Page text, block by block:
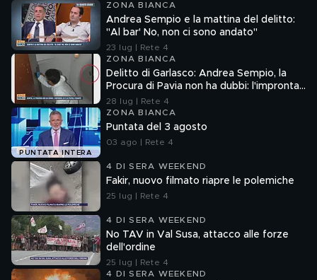
ZONA BIANCA
Andrea Sempio e la mattina del delitto:
"Al bar' No, non ci sono andato"
23 lug | Rete 4
ZONA BIANCA
Delitto di Garlasco: Andrea Sempio, la
Procura di Pavia non ha dubbi: l'impronta
33 è la pistola fumante
28 lug | Rete 4
PUNTATA INTERA
ZONA BIANCA
Puntata del 3 agosto
03 ago | Rete 4
4 DI SERA WEEKEND
Fakir, nuovo filmato riapre le polemiche
25 lug | Rete 4
4 DI SERA WEEKEND
No TAV in Val Susa, attacco alle forze
dell'ordine
25 lug | Rete 4
4 DI SERA WEEKEND